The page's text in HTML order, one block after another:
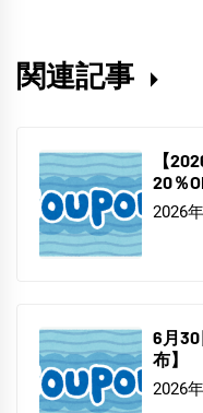
ン
関連記事
【
20％
2026
6月
布】
2026